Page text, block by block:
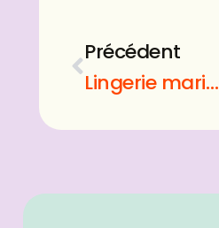
Précédent
Lingerie mariage : quels sont les conseils à suivre ?